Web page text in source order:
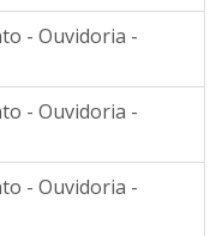
- Ouvidoria -
- Ouvidoria -
- Ouvidoria -